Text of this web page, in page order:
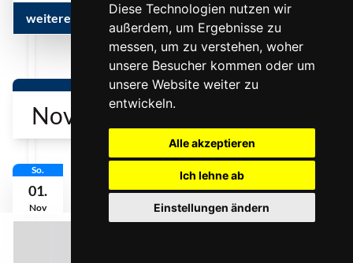
Diese Technologien nutzen wir
außerdem, um Ergebnisse zu
messen, um zu verstehen, woher
unsere Besucher kommen oder um
unsere Website weiter zu
entwickeln.
Alle akzeptieren
Ich lehne ab
Einstellungen ändern
weitere Infos & Termine
November 2026
So.
01.
Nov